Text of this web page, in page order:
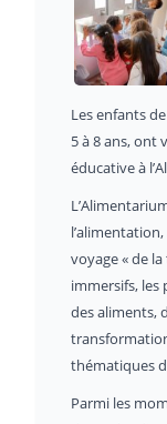
Les enfants
5 à 8 ans, ont
éducative à
voyage « de
immersifs,
des aliments,
thématiques
Parmi les